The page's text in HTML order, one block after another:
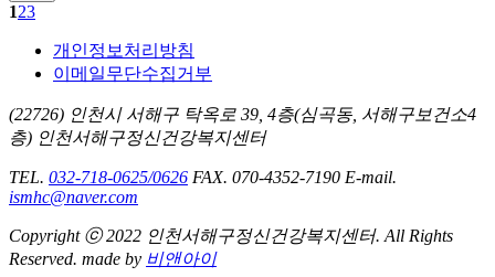
123
개인정보처리방침
이메일무단수집거부
(22726) 인천시 서해구 탁옥로 39, 4층(심곡동, 서해구보건소4
층) 인천서해구정신건강복지센터
TEL. 032-718-0625/0626 FAX. 070-4352-7190 E-mail.
ismhc@naver.com
Copyright ⓒ 2022 인천서해구정신건강복지센터. All Rights
Reserved. made by 비앤아이